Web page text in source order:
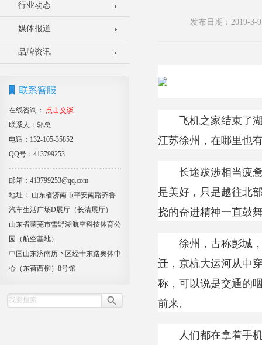
行业动态
媒体报道
品牌资讯
在线咨询：
点击交谈
联系人：郭总
电话：132-105-35852
QQ号：413799253
邮箱：413799253@qq.com
地址： 山东省济南市平安南路齐鲁
汽车生活广场D展厅（长清展厅）
山东省莱芜市雪野湖航空科技体育公
园（航空基地）
中国山东济南历下区经十东路奥体中
心（东荷西柳）8号馆
发布日期：2019-
飞机之家结束了湖
江苏徐州，在哪里也
长途跋涉相当疲惫
是美好，只是越往北
挠的奋进精神一直鼓
徐州，古称彭城，
迁，京杭大运河从中
称，可以说是交通的
前来。
人们都在拿着手机